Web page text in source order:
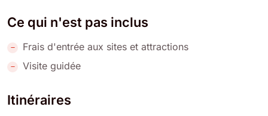
Ce qui n'est pas inclus
Frais d'entrée aux sites et attractions
Visite guidée
Itinéraires